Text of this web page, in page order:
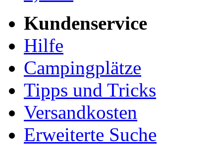
Kundenservice
Hilfe
Campingplätze
Tipps und Tricks
Versandkosten
Erweiterte Suche